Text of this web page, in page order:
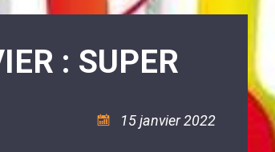
LA
HALTE
À
LA
: SUPER
15 janvier 2022